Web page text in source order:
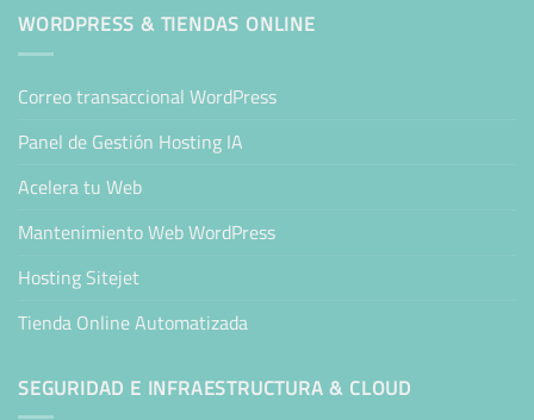
WORDPRESS & TIENDAS ONLINE
Correo transaccional WordPress
Panel de Gestión Hosting IA
Acelera tu Web
Mantenimiento Web WordPress
Hosting Sitejet
Tienda Online Automatizada
SEGURIDAD E INFRAESTRUCTURA & CLOUD